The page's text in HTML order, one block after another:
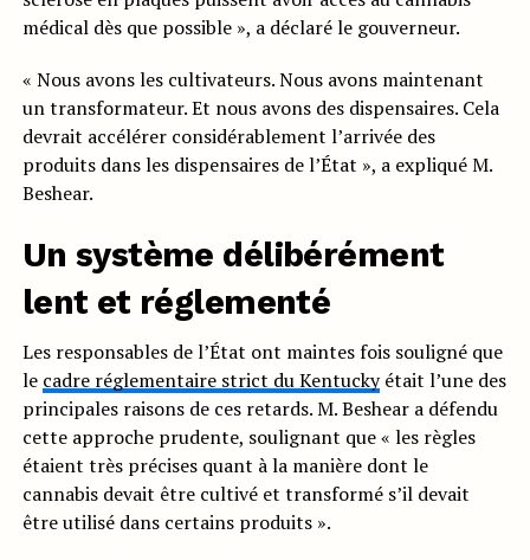
médical dès que possible », a déclaré le gouverneur.
« Nous avons les cultivateurs. Nous avons maintenant
un transformateur. Et nous avons des dispensaires. Cela
devrait accélérer considérablement l’arrivée des
produits dans les dispensaires de l’État », a expliqué M.
Beshear.
Un système délibérément
lent et réglementé
Les responsables de l’État ont maintes fois souligné que
le cadre réglementaire strict du Kentuckyétait l’une des
principales raisons de ces retards. M. Beshear a défendu
cette approche prudente, soulignant que « les règles
étaient très précises quant à la manière dont le
cannabis devait être cultivé et transformé s’il devait
être utilisé dans certains produits ».